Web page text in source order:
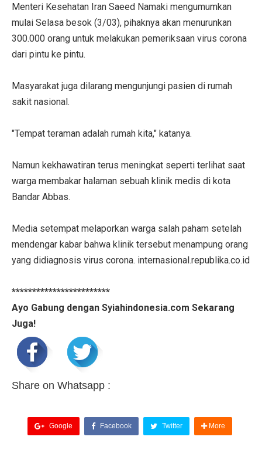
Menteri Kesehatan Iran Saeed Namaki mengumumkan
mulai Selasa besok (3/03), pihaknya akan menurunkan
300.000 orang untuk melakukan pemeriksaan virus corona
dari pintu ke pintu.
Masyarakat juga dilarang mengunjungi pasien di rumah
sakit nasional.
"Tempat teraman adalah rumah kita," katanya.
Namun kekhawatiran terus meningkat seperti terlihat saat
warga membakar halaman sebuah klinik medis di kota
Bandar Abbas.
Media setempat melaporkan warga salah paham setelah
mendengar kabar bahwa klinik tersebut menampung orang
yang didiagnosis virus corona. internasional.republika.co.id
************************
Ayo Gabung dengan Syiahindonesia.com Sekarang
Juga!
Share on Whatsapp :
Google Facebook Twitter More